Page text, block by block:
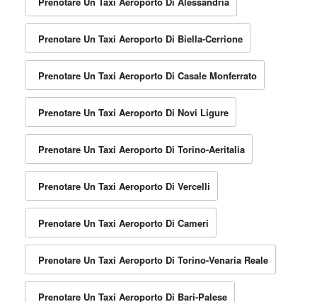
Prenotare Un Taxi Aeroporto Di Biella-Cerrione
Prenotare Un Taxi Aeroporto Di Casale Monferrato
Prenotare Un Taxi Aeroporto Di Novi Ligure
Prenotare Un Taxi Aeroporto Di Torino-Aeritalia
Prenotare Un Taxi Aeroporto Di Vercelli
Prenotare Un Taxi Aeroporto Di Cameri
Prenotare Un Taxi Aeroporto Di Torino-Venaria Reale
Prenotare Un Taxi Aeroporto Di Bari-Palese